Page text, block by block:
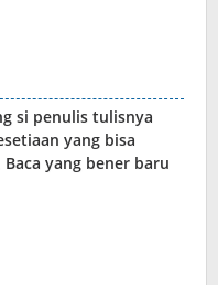
si penulis tulisnya
yang bisa
yang bener baru